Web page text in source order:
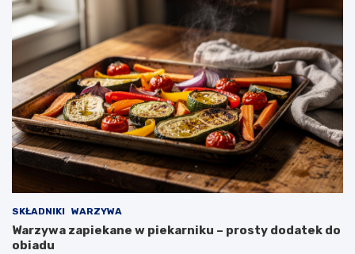
SKŁADNIKI WARZYWA
Warzywa zapiekane w piekarniku – prosty dodatek do
obiadu